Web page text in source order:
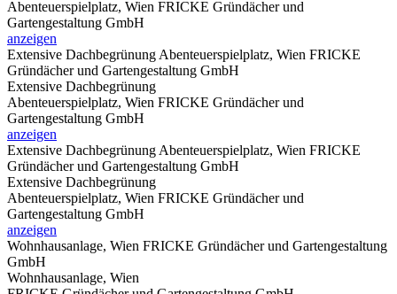
Abenteuerspielplatz, Wien FRICKE Gründächer und
Gartengestaltung GmbH
anzeigen
Extensive Dachbegrünung Abenteuerspielplatz, Wien FRICKE
Gründächer und Gartengestaltung GmbH
Extensive Dachbegrünung
Abenteuerspielplatz, Wien FRICKE Gründächer und
Gartengestaltung GmbH
anzeigen
Extensive Dachbegrünung Abenteuerspielplatz, Wien FRICKE
Gründächer und Gartengestaltung GmbH
Extensive Dachbegrünung
Abenteuerspielplatz, Wien FRICKE Gründächer und
Gartengestaltung GmbH
anzeigen
Wohnhausanlage, Wien FRICKE Gründächer und Gartengestaltung
GmbH
Wohnhausanlage, Wien